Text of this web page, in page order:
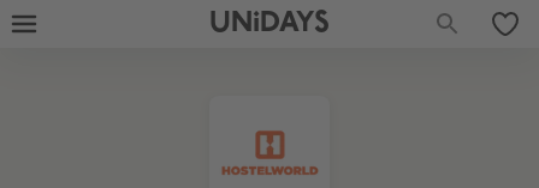
UNiDAYS